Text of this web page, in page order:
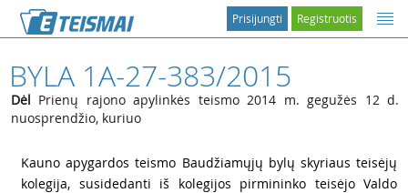
Registruotis
Prisijungti
BYLA 1A-27-383/2015
Dėl Prienų rajono apylinkės teismo 2014 m. gegužės 12 d.
nuosprendžio, kuriuo
Kauno apygardos teismo Baudžiamųjų bylų skyriaus teisėjų
kolegija, susidedanti iš kolegijos pirmininko teisėjo Valdo